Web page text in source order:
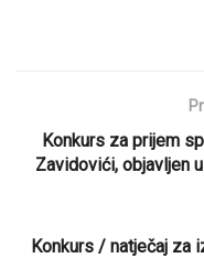
Konkurs za prijem
Zavidovići, objavljen
Konkurs / natječaj za